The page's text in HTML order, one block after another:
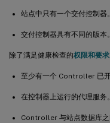
站点中只有一个交付控制器。
交付控制器具有不同的版本。
除了满足健康检查的权限和要求
至少有一个 Controller 已开
在控制器上运行的代理服务。
Controller 与站点数据库之